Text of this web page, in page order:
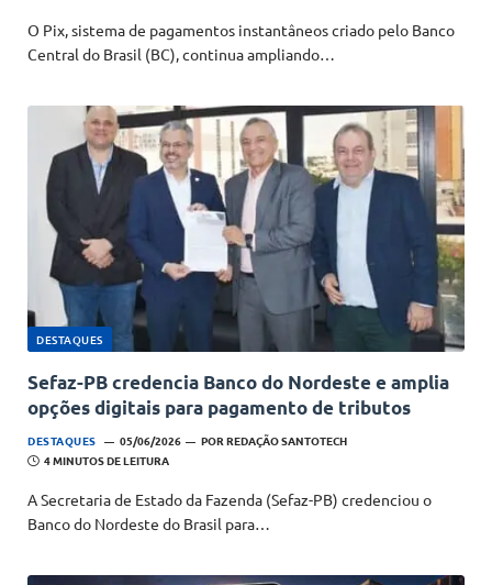
O Pix, sistema de pagamentos instantâneos criado pelo Banco
Central do Brasil (BC), continua ampliando…
DESTAQUES
Sefaz-PB credencia Banco do Nordeste e amplia
opções digitais para pagamento de tributos
DESTAQUES 05/06/2026 POR REDAÇÃO SANTOTECH
4 MINUTOS DE LEITURA
A Secretaria de Estado da Fazenda (Sefaz-PB) credenciou o
Banco do Nordeste do Brasil para…